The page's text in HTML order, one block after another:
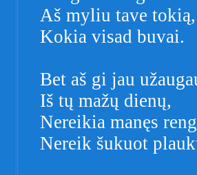
Aš myliu tave tokią,
Kokia visad buvai.
Bet aš gi jau
Iš tų mažų dienų,
Nereikia manęs
Nereik šukuot